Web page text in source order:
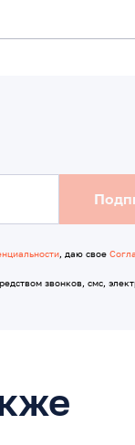
, даю свое
звонков, смс,